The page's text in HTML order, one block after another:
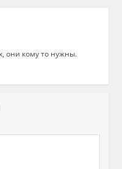
они кому то нужны.